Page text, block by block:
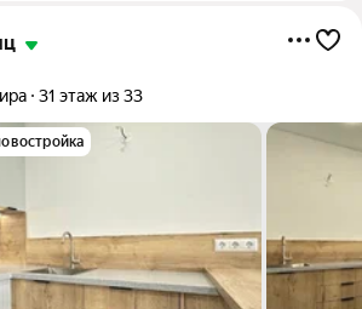
31 этаж из 33